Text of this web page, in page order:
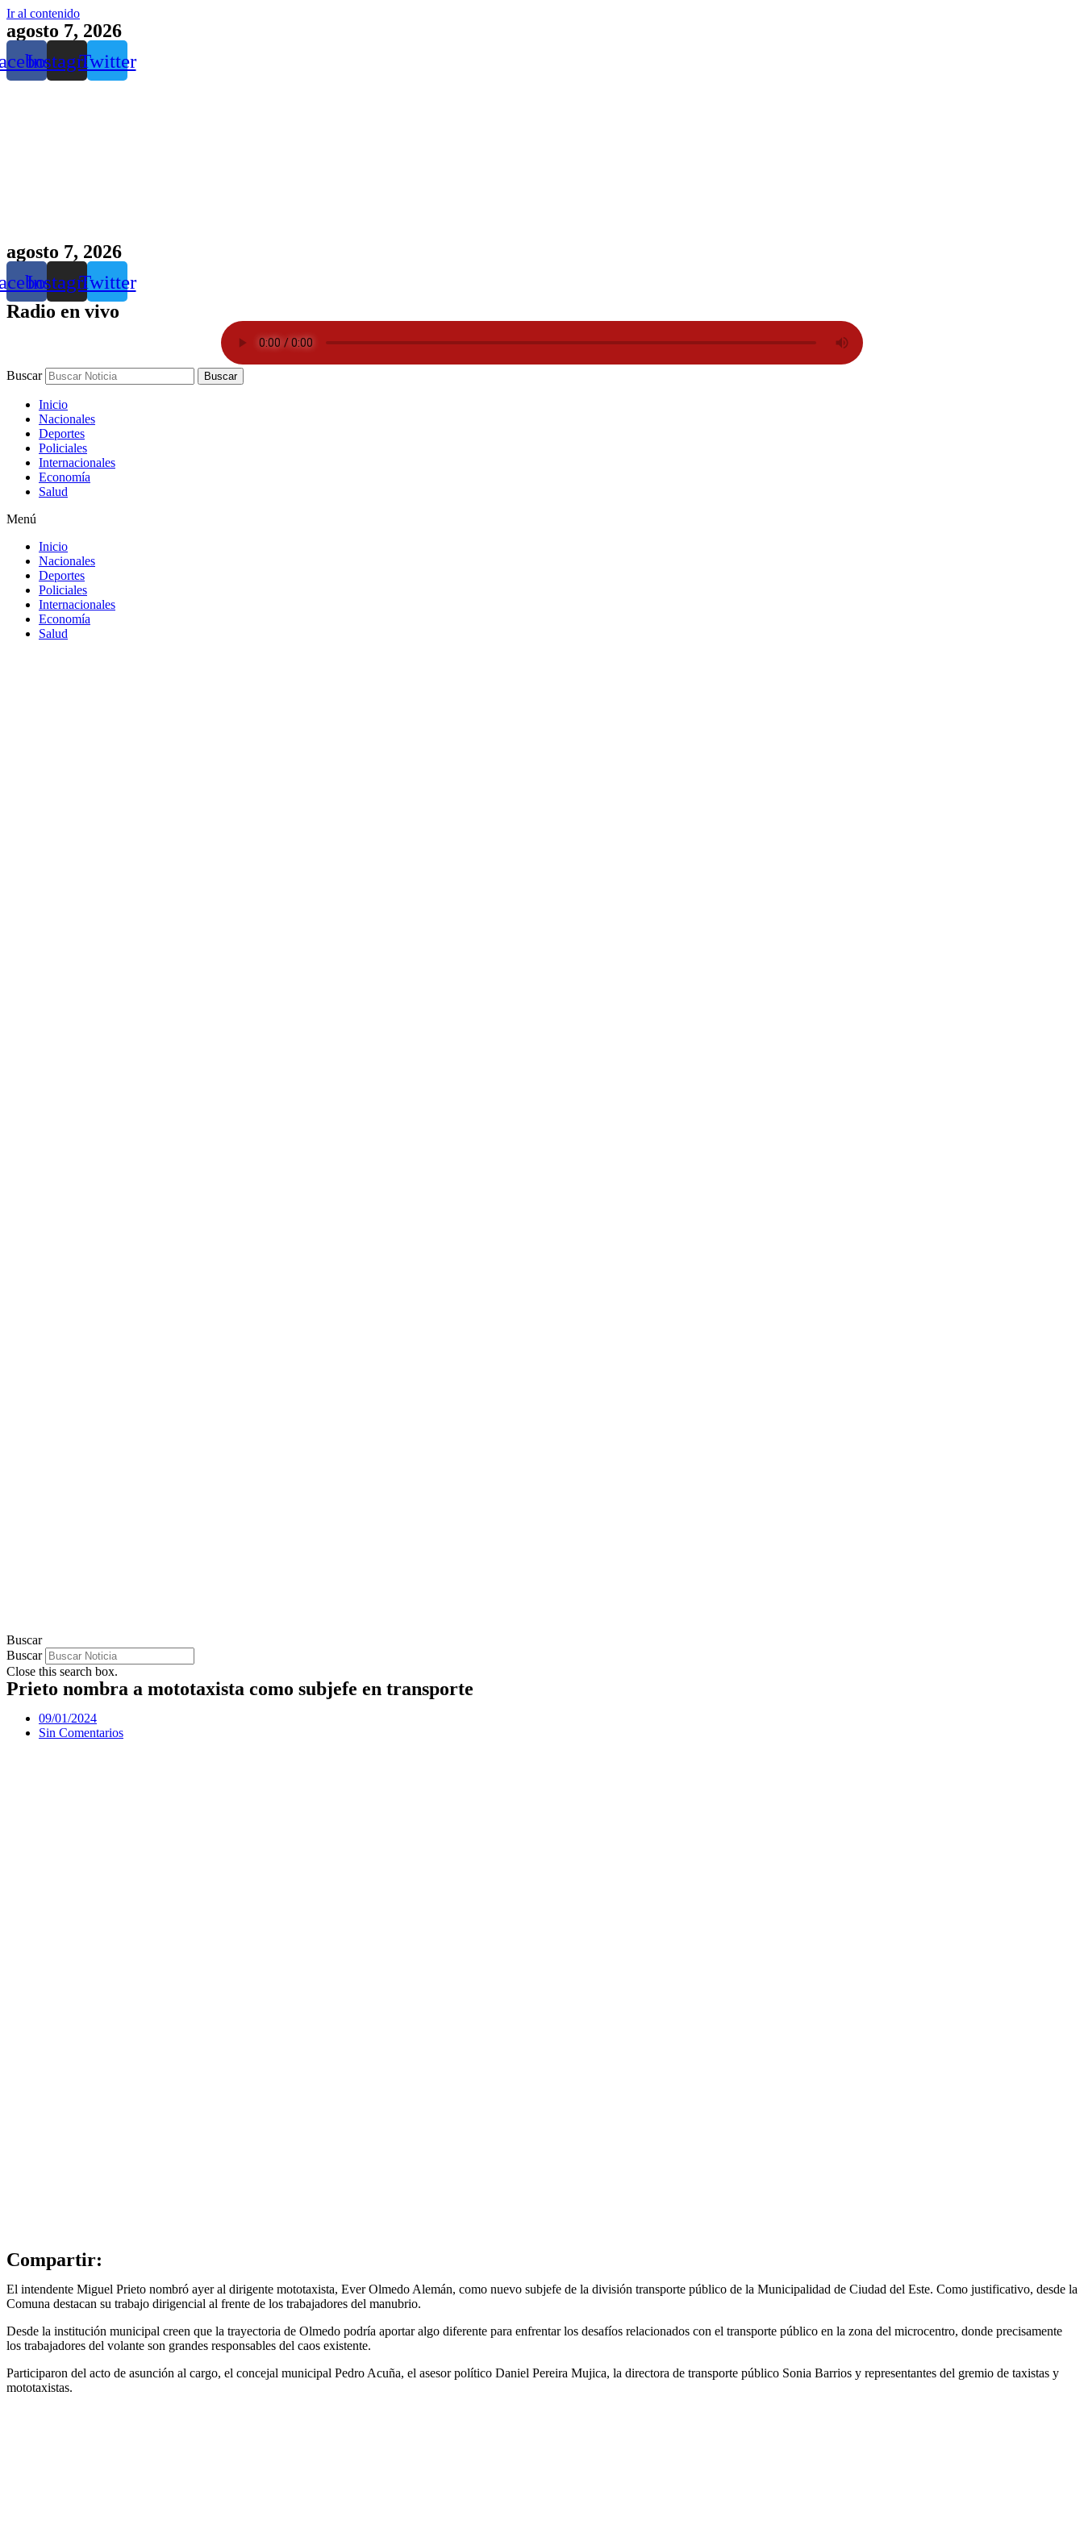
Ir al contenido
agosto 7, 2026
InstagramTwitter
agosto 7, 2026
InstagramTwitter
Radio en vivo
Buscar Buscar
Inicio
Nacionales
Deportes
Policiales
Internacionales
Economía
Salud
Menú
Inicio
Nacionales
Deportes
Policiales
Internacionales
Economía
Salud
Buscar
Buscar
Close this search box.
Prieto nombra a mototaxista como subjefe en transporte
09/01/2024
Sin Comentarios
Compartir:
El intendente Miguel Prieto nombró ayer al dirigente mototaxista, Ever Olmedo Alemán, como nuevo subjefe de la división transporte público de la Municipalidad de Ciudad del Este. Como justificativo, desde la
Comuna destacan su trabajo dirigencial al frente de los trabajadores del manubrio.
Desde la institución municipal creen que la trayectoria de Olmedo podría aportar algo diferente para enfrentar los desafíos relacionados con el transporte público en la zona del microcentro, donde precisamente
los trabajadores del volante son grandes responsables del caos existente.
Participaron del acto de asunción al cargo, el concejal municipal Pedro Acuña, el asesor político Daniel Pereira Mujica, la directora de transporte público Sonia Barrios y representantes del gremio de taxistas y
mototaxistas.